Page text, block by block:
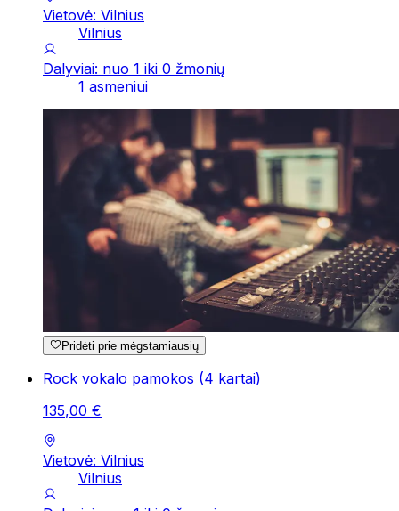
Vietovė: Vilnius
Vilnius
Dalyviai: nuo 1 iki 0 žmonių
1 asmeniui
Pridėti prie mėgstamiausių
Rock vokalo pamokos (4 kartai)
135,00 €
Vietovė: Vilnius
Vilnius